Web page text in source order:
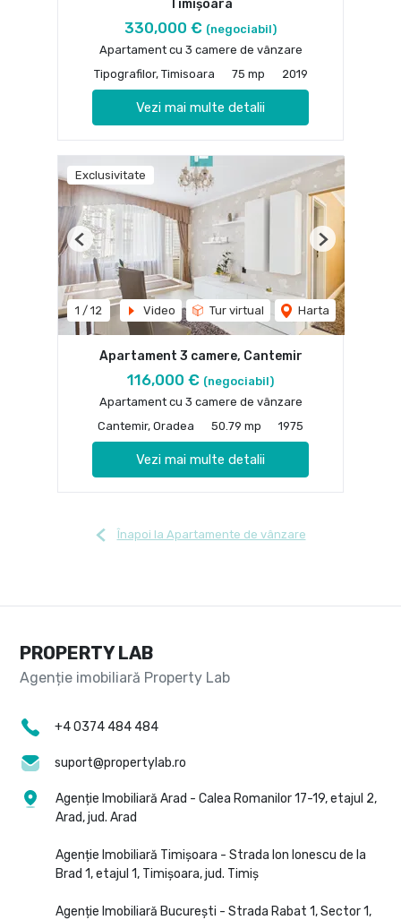
Timișoara
330,000 € (negociabil)
Apartament cu 3 camere de vânzare
Tipografilor, Timisoara
75 mp 2019
Vezi mai multe detalii
Exclusivitate
1 / 12 Video Tur virtual Harta
Previous Next
Apartament 3 camere, Cantemir
116,000 € (negociabil)
Apartament cu 3 camere de vânzare
Cantemir, Oradea
50.79 mp 1975
Vezi mai multe detalii
Înapoi la Apartamente de vânzare
PROPERTY LAB
+4 0374 484 484
suport@propertylab.ro
Agenție Imobiliară Arad - Calea Romanilor 17-19, etajul 2,
Arad, jud. Arad
Agenție Imobiliară Timișoara - Strada Ion Ionescu de la
Brad 1, etajul 1, Timișoara, jud. Timiș
Agenție Imobiliară București - Strada Rabat 1, Sector 1,